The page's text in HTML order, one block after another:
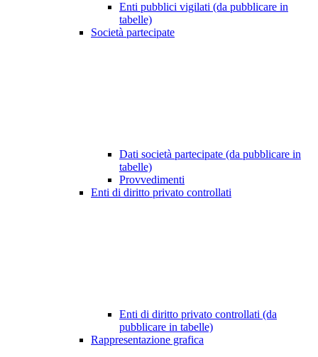
Enti pubblici vigilati (da pubblicare in
tabelle)
Società partecipate
Dati società partecipate (da pubblicare in
tabelle)
Provvedimenti
Enti di diritto privato controllati
Enti di diritto privato controllati (da
pubblicare in tabelle)
Rappresentazione grafica